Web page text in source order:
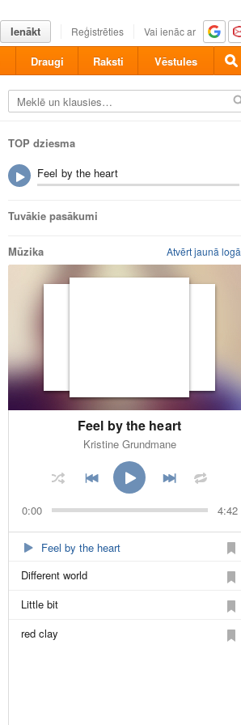
Ienākt Reģistrēties Vai ienāc ar
Draugi Raksti Vēstules
TOP dziesma
Feel by the heart
Tuvākie pasākumi
Atvērt jaunā logā
Mūzika
Feel by the heart
Kristine Grundmane
0:00 4:42
Feel by the heart
Different world
Little bit
red clay